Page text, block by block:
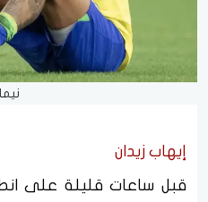
إيهاب زيدان
قبل ساعات قليلة على